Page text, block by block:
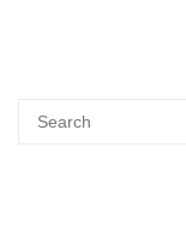
Search